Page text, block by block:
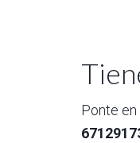
Ponte